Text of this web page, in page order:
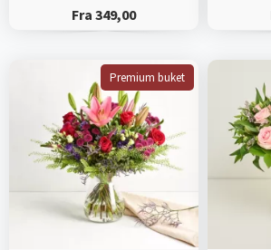
Fra 349,00
Premium buket